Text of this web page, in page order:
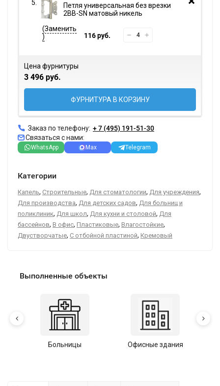
Петля универсальная без врезки
2BB-SN матовый никель
116 руб.
Цена фурнитуры
3 496 руб.
ФУРНИТУРА В КОРЗИНУ
Заказ по телефону: + 7 (495) 191-51-30
Связаться с нами:
WhatsApp Max Telegram
Категории
Капель, Строительные, Для стоматологии, Для учреждения,
Для производства, Для детских садов, Для больниц и
поликлиник, Для школ, Для кухни и столовой, Для
бассейнов, В офис, Пластиковые, Влагостойкие,
Двустворчатые, С отбойной пластиной, Кремовый
Выполненные объекты
Больницы Офисные здания